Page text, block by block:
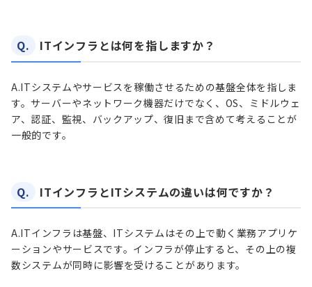
Q. ITインフラとは何を指しますか？
A.ITシステムやサービスを稼働させるための基盤全体を指しま
す。サーバーやネットワーク機器だけでなく、OS、ミドルウェ
ア、認証、監視、バックアップ、復旧まで含めて考えることが
一般的です。
Q. ITインフラとITシステムの違いは何ですか？
A.ITインフラは基盤、ITシステムはその上で動く業務アプリケ
ーションやサービスです。インフラが停止すると、その上の複
数システムが同時に影響を受けることがあります。